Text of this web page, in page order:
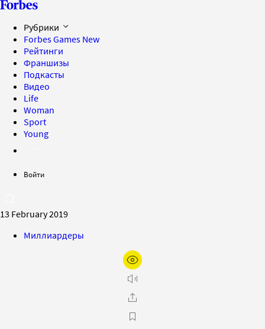
Рубрики
Forbes Games New
Рейтинги
Франшизы
Подкасты
Видео
Life
Woman
Sport
Young
Войти
13 February 2019
Миллиардеры